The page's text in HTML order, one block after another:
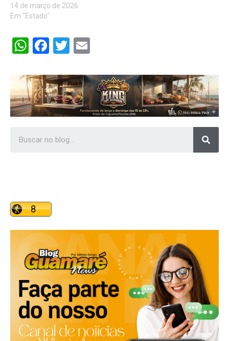
14 de março de 2026
Em "Estado"
WhatsApp
Facebook
Twitter